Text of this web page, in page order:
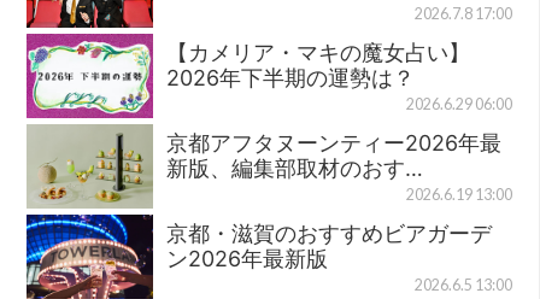
2026.7.8 17:00
【カメリア・マキの魔女占い】
2026年下半期の運勢は？
2026.6.29 06:00
京都アフタヌーンティー2026年最
新版、編集部取材のおす…
2026.6.19 13:00
京都・滋賀のおすすめビアガーデ
ン2026年最新版
2026.6.5 13:00